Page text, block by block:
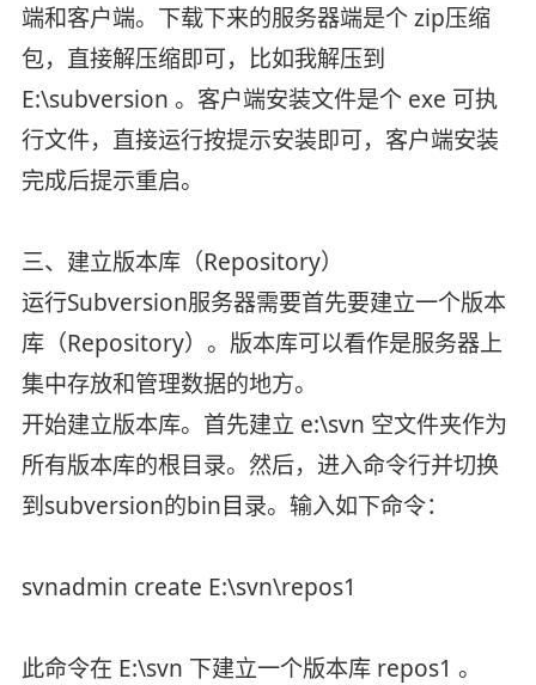
端和客户端。下载下来的服务器端是个 zip压缩
包，直接解压缩即可，比如我解压到
E:\subversion 。客户端安装文件是个 exe 可执
行文件，直接运行按提示安装即可，客户端安装
完成后提示重启。
三、建立版本库（Repository）
运行Subversion服务器需要首先要建立一个版本
库（Repository）。版本库可以看作是服务器上
集中存放和管理数据的地方。
开始建立版本库。首先建立 e:\svn 空文件夹作为
所有版本库的根目录。然后，进入命令行并切换
到subversion的bin目录。输入如下命令：
svnadmin create E:\svn\repos1
此命令在 E:\svn 下建立一个版本库 repos1 。